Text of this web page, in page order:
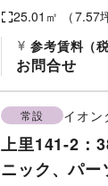
25.01 ㎡ （7.57
参考賃料（
お問合せ
常設 イオン
上里141-2：
ニック、パ